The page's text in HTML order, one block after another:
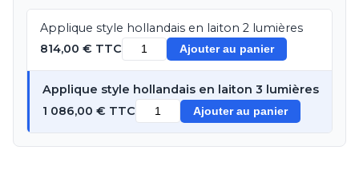
Minilampe
Moretti Luce
Mullan
Munari par Stylnove Ceramiche
Nautic by Tekna
Objet insolite
Original BTC
Quintiesse
Applique style hollandais en laiton 2 lumières
814,00 € TTC
Ajouter au panier
Applique style hollandais en laiton 3 lumières
1 086,00 € TTC
Ajouter au panier